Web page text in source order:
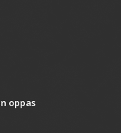
oppas